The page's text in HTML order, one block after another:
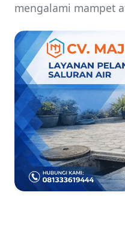
mengalami mampet